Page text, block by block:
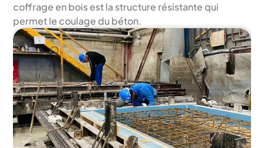
coffrage en bois est la structure résistante qui
permet le coulage du béton.